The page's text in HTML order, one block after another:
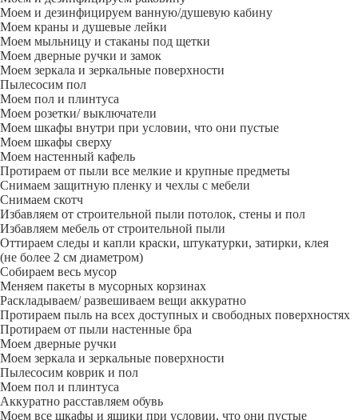
Моем и дезинфицируем ванную/душевую кабину
Моем краны и душевые лейки
Моем мыльницу и стаканы под щетки
Моем дверные ручки и замок
Моем зеркала и зеркальные поверхности
Пылесосим пол
Моем пол и плинтуса
Моем розетки/ выключатели
Моем шкафы внутри при условии, что они пустые
Моем шкафы сверху
Моем настенный кафель
Протираем от пыли все мелкие и крупные предметы
Снимаем защитную пленку и чехлы с мебели
Снимаем скотч
Избавляем от строительной пыли потолок, стены и пол
Избавляем мебель от строительной пыли
Оттираем следы и капли краски, штукатурки, затирки, клея
(не более 2 см диаметром)
Собираем весь мусор
Меняем пакеты в мусорных корзинах
Раскладываем/ развешиваем вещи аккуратно
Протираем пыль на всех доступных и свободных поверхностях
Протираем от пыли настенные бра
Моем дверные ручки
Моем зеркала и зеркальные поверхности
Пылесосим коврик и пол
Моем пол и плинтуса
Аккуратно расставляем обувь
Моем все шкафы и ящики при условии, что они пустые